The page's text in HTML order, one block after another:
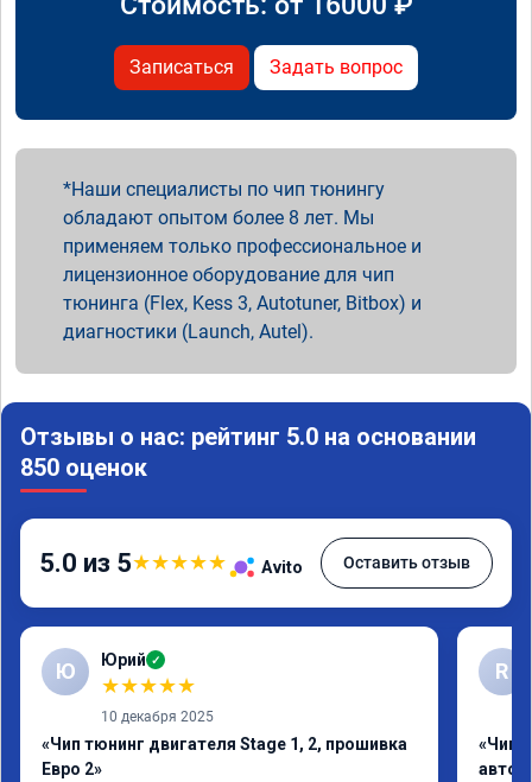
Записаться Задать вопрос
Наши специалисты по чип тюнингу
обладают опытом более 8 лет. Мы
применяем только профессиональное и
лицензионное оборудование для чип
тюнинга (Flex, Kess 3, Autotuner, Bitbox) и
диагностики (Launch, Autel).
Отзывы о нас: рейтинг 5.0 на основании
850 оценок
5.0 из 5★★★★★ Avito Оставить отзыв
Ю Юрий ✓
★★★★★
10 декабря 2025
«Чип тюнинг двигателя Stage 1, 2, прошивка
Евро 2»
R
«Чип